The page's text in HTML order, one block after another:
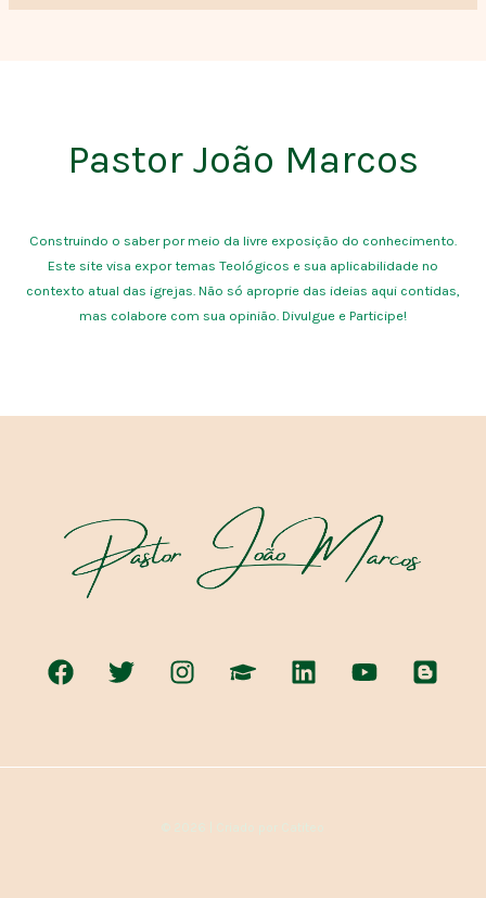
Pastor João Marcos
Construindo o saber por meio da livre exposição do conhecimento.
Este site visa expor temas Teológicos e sua aplicabilidade no
contexto atual das igrejas. Não só aproprie das ideias aqui contidas,
mas colabore com sua opinião. Divulgue e Participe!